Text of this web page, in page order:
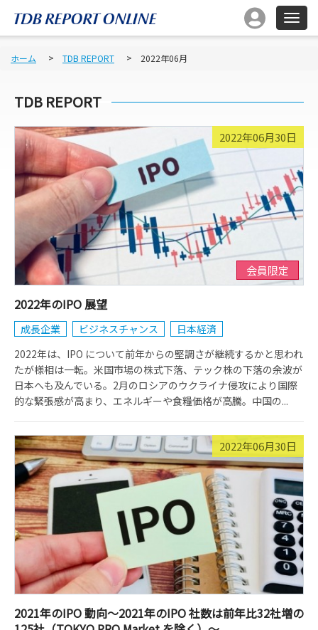
ホーム TDB REPORT 2022年06月
TDB REPORT
2022年06月30日
会員限定
2022年のIPO 展望
成長企業 ビジネスチャンス
日本経済
2022年は、IPO について前年からの堅調さが継続するかと思われ
たが様相は一転。米国市場の株式下落、テック株の下落の余波が
日本へも及んでいる。2月のロシアのウクライナ侵攻により国際
的な緊張感が高まり、エネルギーや食糧価格が高騰。中国の...
2022年06月30日
2021年のIPO 動向～2021年のIPO 社数は前年比32社増の